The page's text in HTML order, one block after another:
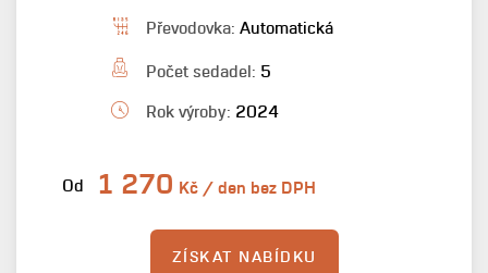
Převodovka: Automatická
Počet sedadel: 5
Rok výroby: 2024
Od 1 270 Kč / den bez DPH
ZÍSKAT NABÍDKU